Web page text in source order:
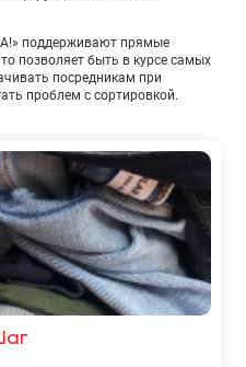
поддерживают прямые
позволяет быть в курсе самых
посредникам при
проблем с сортировкой.